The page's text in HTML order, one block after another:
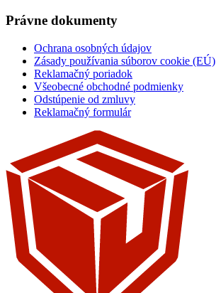
Právne dokumenty
Ochrana osobných údajov
Zásady používania súborov cookie (EÚ)
Reklamačný poriadok
Všeobecné obchodné podmienky
Odstúpenie od zmluvy
Reklamačný formulár